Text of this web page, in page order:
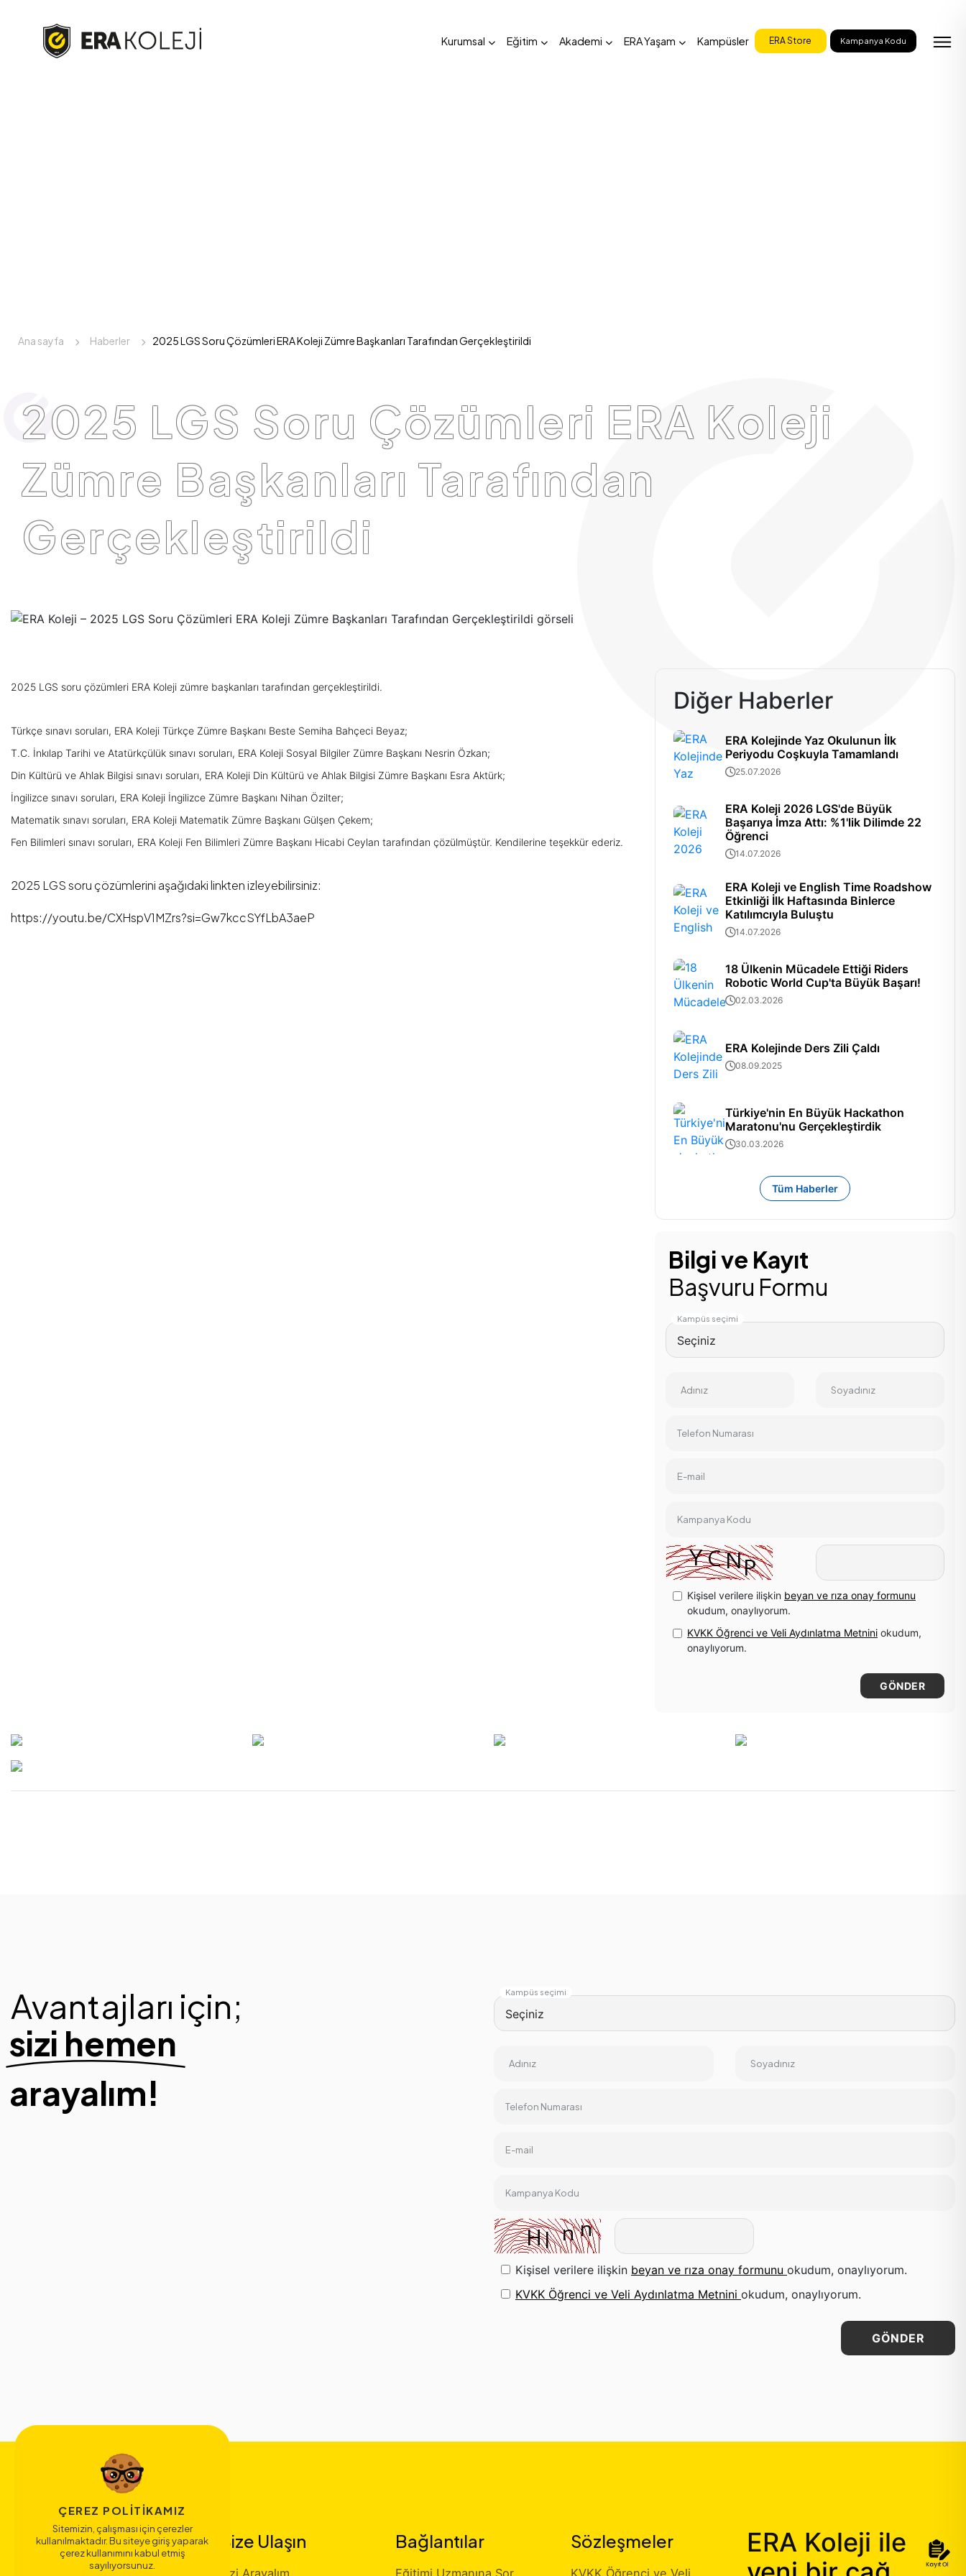
Kurumsal Eğitim Akademi ERA Yaşam Kampüsler ERA Store Kampanya Kodu
Ana sayfa Haberler 2025 LGS Soru Çözümleri ERA Koleji Zümre Başkanları Tarafından Gerçekleştirildi
2025 LGS Soru Çözümleri ERA Koleji
Zümre Başkanları Tarafından
Gerçekleştirildi
2025 LGS soru çözümleri ERA Koleji zümre başkanları tarafından gerçekleştirildi.
Türkçe sınavı soruları, ERA Koleji Türkçe Zümre Başkanı Beste Semiha Bahçeci Beyaz;
T.C. İnkılap Tarihi ve Atatürkçülük sınavı soruları, ERA Koleji Sosyal Bilgiler Zümre Başkanı Nesrin Özkan;
Din Kültürü ve Ahlak Bilgisi sınavı soruları, ERA Koleji Din Kültürü ve Ahlak Bilgisi Zümre Başkanı Esra Aktürk;
İngilizce sınavı soruları, ERA Koleji İngilizce Zümre Başkanı Nihan Özilter;
Matematik sınavı soruları, ERA Koleji Matematik Zümre Başkanı Gülşen Çekem;
Fen Bilimleri sınavı soruları, ERA Koleji Fen Bilimleri Zümre Başkanı Hicabi Ceylan tarafından çözülmüştür. Kendilerine teşekkür ederiz.
2025 LGS soru çözümlerini aşağıdaki linkten izleyebilirsiniz:
https://youtu.be/CXHspV1MZrs?si=Gw7kccSYfLbA3aeP
Diğer Haberler
ERA Kolejinde Yaz Okulunun İlk
Periyodu Coşkuyla Tamamlandı
25.07.2026
ERA Koleji 2026 LGS'de Büyük
Başarıya İmza Attı: %1'lik Dilimde 22
Öğrenci
14.07.2026
ERA Koleji ve English Time Roadshow
Etkinliği İlk Haftasında Binlerce
Katılımcıyla Buluştu
14.07.2026
18 Ülkenin Mücadele Ettiği Riders
Robotic World Cup'ta Büyük Başarı!
02.03.2026
ERA Kolejinde Ders Zili Çaldı
08.09.2025
Türkiye'nin En Büyük Hackathon
Maratonu'nu Gerçekleştirdik
30.03.2026
Tüm Haberler
Bilgi ve Kayıt
Başvuru Formu
Kampüs seçimi
Adınız Soyadınız
Telefon Numarası
E-mail
Kampanya Kodu
Kişisel verilere ilişkin beyan ve rıza onay formunu
okudum, onaylıyorum.
KVKK Öğrenci ve Veli Aydınlatma Metnini okudum,
onaylıyorum.
GÖNDER
Avantajları için;
sizi hemen
arayalım!
Kampüs seçimi
Adınız Soyadınız
Telefon Numarası
E-mail
Kampanya Kodu
Kişisel verilere ilişkin beyan ve rıza onay formunu okudum, onaylıyorum.
KVKK Öğrenci ve Veli Aydınlatma Metnini okudum, onaylıyorum.
GÖNDER
Bize Ulaşın Bağlantılar Sözleşmeler
ERA Koleji ile
ÇEREZ POLITIKAMIZ
Sitemizin, çalışması için çerezler
kullanılmaktadır. Bu siteye giriş yaparak
çerez kullanımını kabul etmiş
sayılıyorsunuz.